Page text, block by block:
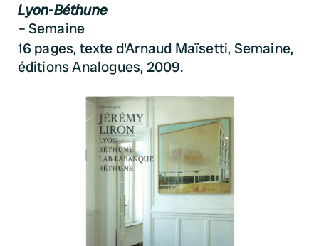
Lyon-Béthune
Semaine
16 pages, texte d'Arnaud Maïsetti, Semaine,
éditions Analogues, 2009.